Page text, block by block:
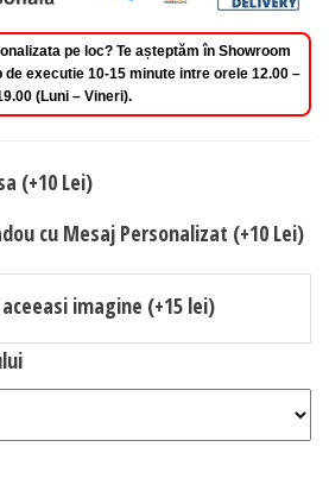
pe loc? Te așteptăm în Showroom
executie 10-15 minute intre orele 12.00 –
(Luni – Vineri).
(+10 Lei)
cu Mesaj Personalizat (+10 Lei)
imagine (+15 lei)